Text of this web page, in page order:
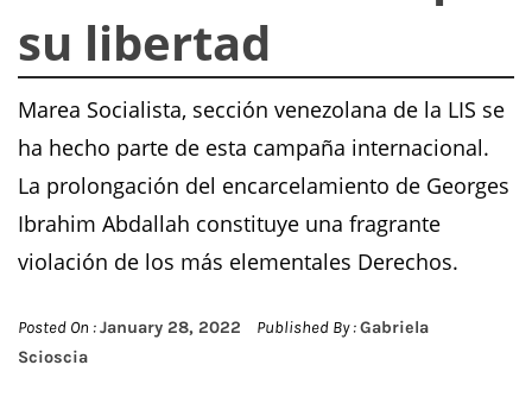
su libertad
Marea Socialista, sección venezolana de la LIS se
ha hecho parte de esta campaña internacional.
La prolongación del encarcelamiento de Georges
Ibrahim Abdallah constituye una fragrante
violación de los más elementales Derechos.
Posted On :January 28, 2022 Published By :Gabriela
Scioscia